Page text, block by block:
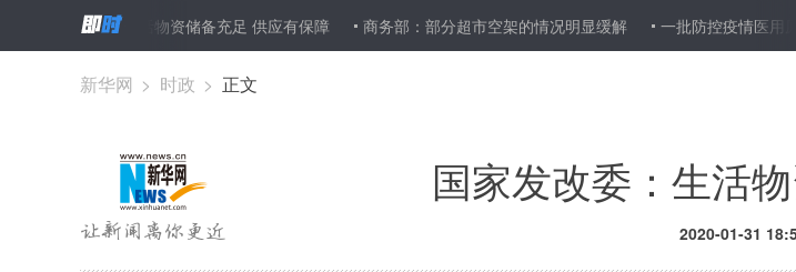
家发改委：生活物资储备充足 供应有保障 商务部：部分超市空架的情况明显缓解 一批防控疫情医用原料
新华网 > 时政 > 正文
国家发改委：生活
2020-01-31